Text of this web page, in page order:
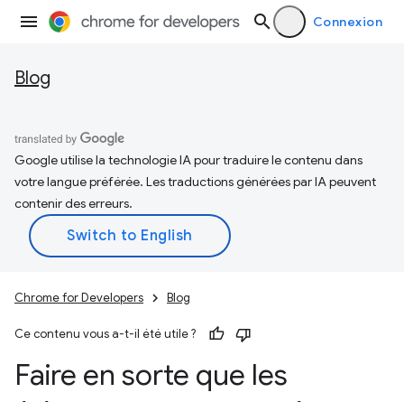
Connexion
Blog
Google utilise la technologie IA pour traduire le contenu dans
votre langue préférée. Les traductions générées par IA peuvent
contenir des erreurs.
Chrome for Developers Blog
Ce contenu vous a-t-il été utile ?
Faire en sorte que les